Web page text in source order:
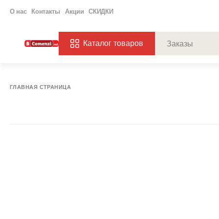
О нас Контакты Акции СКИДКИ
Каталог товаров
ГЛАВНАЯ СТРАНИЦА